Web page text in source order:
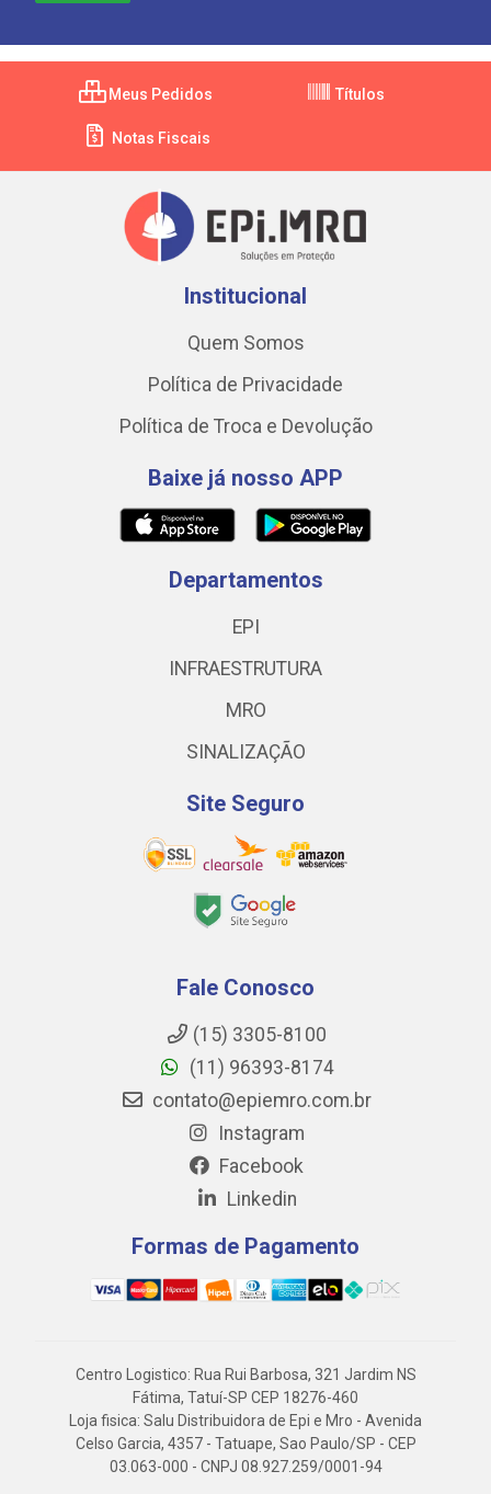
Meus Pedidos Títulos
Notas Fiscais
Institucional
Quem Somos
Política de Privacidade
Política de Troca e Devolução
Baixe já nosso APP
Departamentos
EPI
INFRAESTRUTURA
MRO
SINALIZAÇÃO
Site Seguro
Fale Conosco
(15) 3305-8100
(11) 96393-8174
contato@epiemro.com.br
Instagram
Facebook
Linkedin
Formas de Pagamento
Centro Logistico: Rua Rui Barbosa, 321 Jardim NS
Fátima, Tatuí-SP CEP 18276-460
Loja fisica: Salu Distribuidora de Epi e Mro - Avenida
Celso Garcia, 4357 - Tatuape, Sao Paulo/SP - CEP
03.063-000 - CNPJ 08.927.259/0001-94